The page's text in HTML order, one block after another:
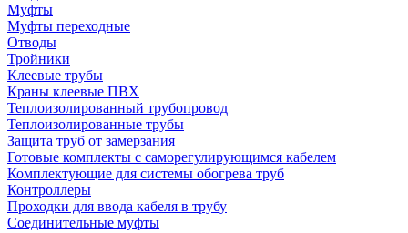
Муфты
Муфты переходные
Отводы
Тройники
Клеевые трубы
Краны клеевые ПВХ
Теплоизолированный трубопровод
Теплоизолированные трубы
Защита труб от замерзания
Готовые комплекты с саморегулирующимся кабелем
Комплектующие для системы обогрева труб
Контроллеры
Проходки для ввода кабеля в трубу
Соединительные муфты